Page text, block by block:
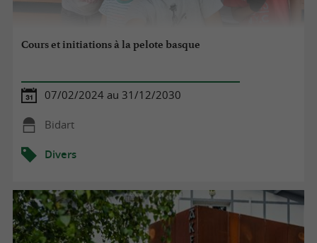
Cours et initiations à la pelote basque
07/02/2024 au 31/12/2030
Bidart
Divers